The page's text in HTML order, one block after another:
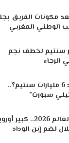
مكونات الفريق بجلب
الوطني المغربي
ملايير سنتيم لخطف نجم
هل تتجاوز ديون الوداد 6 مليارات سنتيم؟..
سبورت”
بعد تألقه في كأس العالم 2026.. كبير أوروبا
لضم إبن الوداد